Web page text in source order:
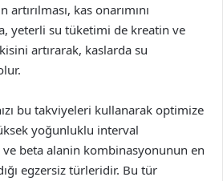
artırılması, kas onarımını
yeterli su tüketimi de kreatin ve
artırarak, kaslarda su
bu takviyeleri kullanarak optimize
yoğunluklu interval
beta alanin kombinasyonunun en
egzersiz türleridir. Bu tür